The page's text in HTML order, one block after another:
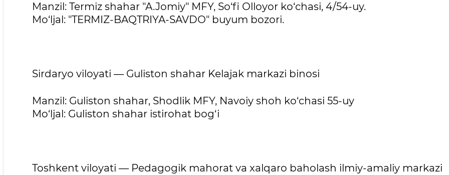
Manzil: Termiz shahar "A.Jomiy" MFY, So‘fi Olloyor ko‘chasi, 4/54-uy.
Mo‘ljal: "TERMIZ-BAQTRIYA-SAVDO" buyum bozori.
Sirdaryo viloyati — Guliston shahar Kelajak markazi binosi
Manzil: Guliston shahar, Shodlik MFY, Navoiy shoh ko‘chasi 55-uy
Mo‘ljal: Guliston shahar istirohat bog‘i
Toshkent viloyati — Pedagogik mahorat va xalqaro baholash ilmiy-amaliy markazi